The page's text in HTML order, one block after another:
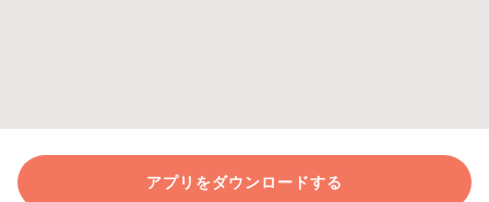
アプリをダウンロードする